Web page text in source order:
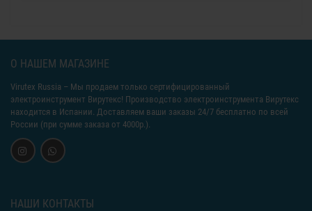
О НАШЕМ МАГАЗИНЕ
Virutex Russia – Мы продаем только сертифицированный
электроинструмент Вирутекс! Производство электроинструмента Вирутекс
находится в Испании. Доставляем ваши заказы 24/7 бесплатно по всей
России (при сумме заказа от 4000р.).
НАШИ КОНТАКТЫ